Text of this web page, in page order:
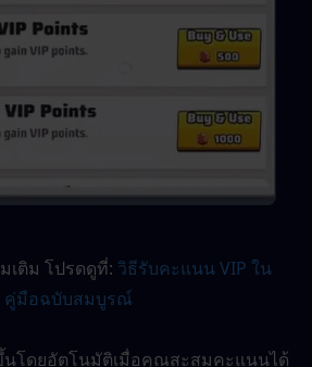
เติม โปรดดูที่: วิธีรับคะแนน VIP ใน
คู่มือฉบับสมบูรณ์
โดยอัตโนมัติเมื่อคุณสะสมคะแนนได้